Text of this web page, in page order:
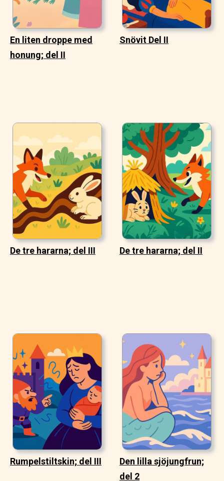
En liten droppe med
honung; del II
Snövit Del II
De tre hararna; del III De tre hararna; del II
Rumpelstiltskin; del III
Den lilla sjöjungfrun;
del 2